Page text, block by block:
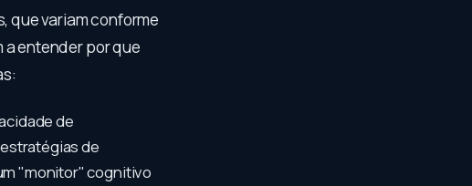
que variam conforme
a entender por que
de
de
"monitor" cognitivo